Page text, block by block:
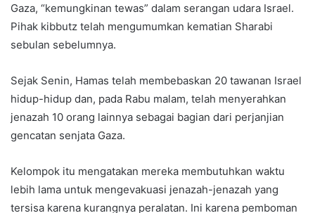
Gaza, “kemungkinan tewas” dalam serangan udara Israel.
Pihak kibbutz telah mengumumkan kematian Sharabi
sebulan sebelumnya.
Sejak Senin, Hamas telah membebaskan 20 tawanan Israel
hidup-hidup dan, pada Rabu malam, telah menyerahkan
jenazah 10 orang lainnya sebagai bagian dari perjanjian
gencatan senjata Gaza.
Kelompok itu mengatakan mereka membutuhkan waktu
lebih lama untuk mengevakuasi jenazah-jenazah yang
tersisa karena kurangnya peralatan. Ini karena pemboman